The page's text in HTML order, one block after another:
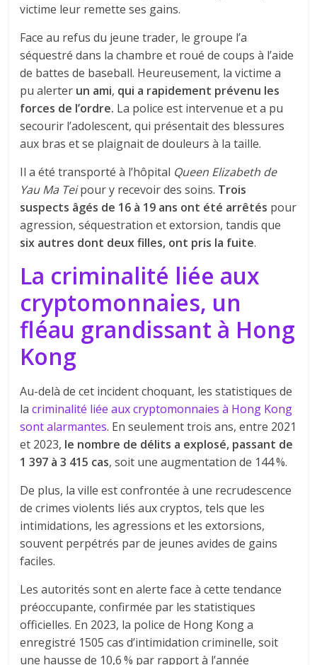
victime leur remette ses gains.
Face au refus du jeune trader, le groupe l’a
séquestré dans la chambre et roué de coups à l’aide
de battes de baseball. Heureusement, la victime a
pu alerter un ami, qui a rapidement prévenu les
forces de l’ordre. La police est intervenue et a pu
secourir l’adolescent, qui présentait des blessures
aux bras et se plaignait de douleurs à la taille.
Il a été transporté à l’hôpital Queen Elizabeth de
Yau Ma Teipour y recevoir des soins. Trois
suspects âgés de 16 à 19 ans ont été arrêtés pour
agression, séquestration et extorsion, tandis que
six autres dont deux filles, ont pris la fuite.
La criminalité liée aux
cryptomonnaies, un
fléau grandissant à Hong
Kong
Au-delà de cet incident choquant, les statistiques de
lacriminalité liée aux cryptomonnaies à Hong Kong
sont alarmantes. En seulement trois ans, entre 2021
et 2023, le nombre de délits a explosé, passant de
1 397 à 3 415 cas, soit une augmentation de 144 %.
De plus, la ville est confrontée à une recrudescence
de crimes violents liés aux cryptos, tels que les
intimidations, les agressions et les extorsions,
souvent perpétrés par de jeunes avides de gains
faciles.
Les autorités sont en alerte face à cette tendance
préoccupante, confirmée par les statistiques
officielles. En 2023, la police de Hong Kong a
enregistré 1505 cas d’intimidation criminelle, soit
une hausse de 10,6 % par rapport à l’année